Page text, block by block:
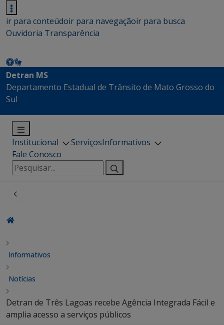
ir para conteúdoir para navegaçãoir para busca
Ouvidoria Transparência
Detran MS
Departamento Estadual de Trânsito de Mato Grosso do
Sul
Institucional ServiçosInformativos
Fale Conosco
Pesquisar
por:
Informativos
Notícias
Detran de Três Lagoas recebe Agência Integrada Fácil e
amplia acesso a serviços públicos